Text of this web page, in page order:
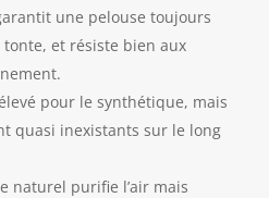
une pelouse toujours
et résiste bien aux
pour le synthétique, mais
quasi inexistants sur le long
naturel purifie l’air mais